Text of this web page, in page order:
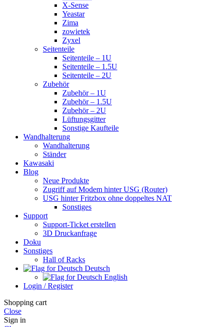
X-Sense
Yeastar
Zima
zowietek
Zyxel
Seitenteile
Seitenteile – 1U
Seitenteile – 1.5U
Seitenteile – 2U
Zubehör
Zubehör – 1U
Zubehör – 1.5U
Zubehör – 2U
Lüftungsgitter
Sonstige Kaufteile
Wandhalterung
Wandhalterung
Ständer
Kawasaki
Blog
Neue Produkte
Zugriff auf Modem hinter USG (Router)
USG hinter Fritzbox ohne doppeltes NAT
Sonstiges
Support
Support-Ticket erstellen
3D Druckanfrage
Doku
Sonstiges
Hall of Racks
Deutsch
English
Login / Register
Shopping cart
Close
Sign in